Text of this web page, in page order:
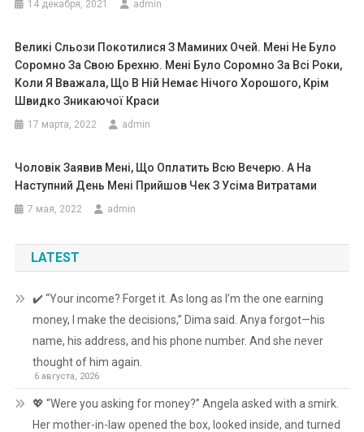
14 декабря, 2021 admin
Великі Сльози Покотилися З Маминих Очей. Мені Не Було
Соромно За Свою Брехню. Мені Було Соромно За Всі Роки,
Коли Я Вважала, Що В Ній Немає Нічого Хорошого, Крім
Швидко Зникаючої Краси
17 марта, 2022 admin
Чоловік Заявив Мені, Що Оплатить Всю Вечерю. А На
Наступний День Мені Прийшов Чек З Усіма Витратами
7 мая, 2022 admin
LATEST
✔️ “Your income? Forget it. As long as I’m the one earning
money, I make the decisions,” Dima said. Anya forgot—his
name, his address, and his phone number. And she never
thought of him again.
6 августа, 2026
💖 “Were you asking for money?” Angela asked with a smirk.
Her mother-in-law opened the box, looked inside, and turned